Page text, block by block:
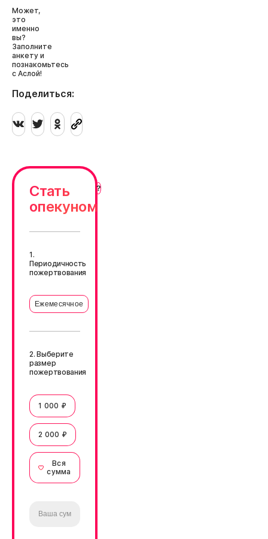
Может,
это
именно
вы?
Заполните
анкету и
познакомьтесь
с Аслой!
Поделиться:
Стать
опекуном
1.
Периодичность
пожертвования
Ежемесячное
2. Выберите
размер
пожертвования
1 000 ₽
2 000 ₽
Вся
сумма